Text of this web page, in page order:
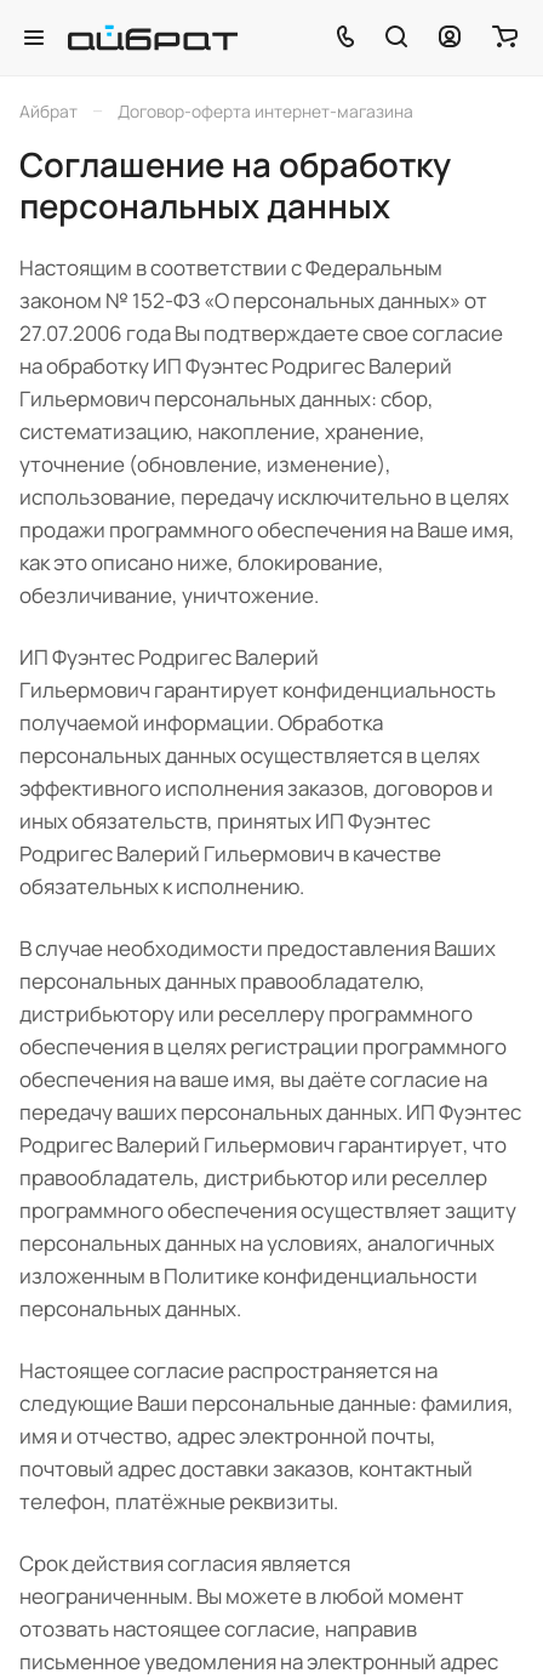
Айбрат – Договор-оферта интернет-магазина
Соглашение на обработку
персональных данных
Настоящим в соответствии с Федеральным
законом № 152-ФЗ «О персональных данных» от
27.07.2006 года Вы подтверждаете свое согласие
на обработку ИП Фуэнтес Родригес Валерий
Гильермович персональных данных: сбор,
систематизацию, накопление, хранение,
уточнение (обновление, изменение),
использование, передачу исключительно в целях
продажи программного обеспечения на Ваше имя,
как это описано ниже, блокирование,
обезличивание, уничтожение.
ИП Фуэнтес Родригес Валерий
Гильермович гарантирует конфиденциальность
получаемой информации. Обработка
персональных данных осуществляется в целях
эффективного исполнения заказов, договоров и
иных обязательств, принятых ИП Фуэнтес
Родригес Валерий Гильермович в качестве
обязательных к исполнению.
В случае необходимости предоставления Ваших
персональных данных правообладателю,
дистрибьютору или реселлеру программного
обеспечения в целях регистрации программного
обеспечения на ваше имя, вы даёте согласие на
передачу ваших персональных данных. ИП Фуэнтес
Родригес Валерий Гильермович гарантирует, что
правообладатель, дистрибьютор или реселлер
программного обеспечения осуществляет защиту
персональных данных на условиях, аналогичных
изложенным в Политике конфиденциальности
персональных данных.
Настоящее согласие распространяется на
следующие Ваши персональные данные: фамилия,
имя и отчество, адрес электронной почты,
почтовый адрес доставки заказов, контактный
телефон, платёжные реквизиты.
Срок действия согласия является
неограниченным. Вы можете в любой момент
отозвать настоящее согласие, направив
письменное уведомления на электронный адрес